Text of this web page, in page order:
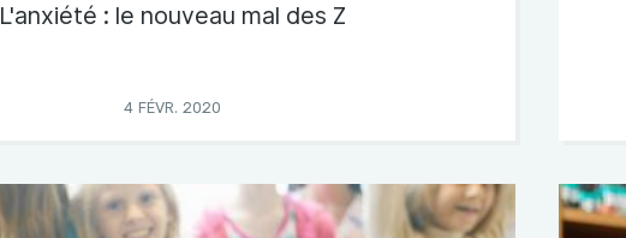
L'anxiété : le nouveau mal des Z
4 FÉVR. 2020